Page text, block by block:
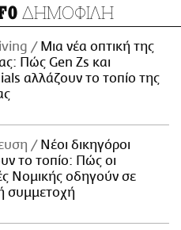
ΔΗΜΟΦΙΛΗ
Μια νέα οπτική της
Πώς Gen Zs και
αλλάζουν το τοπίο της
Νέοι δικηγόροι
το τοπίο: Πώς οι
Νομικής οδηγούν σε
συμμετοχή